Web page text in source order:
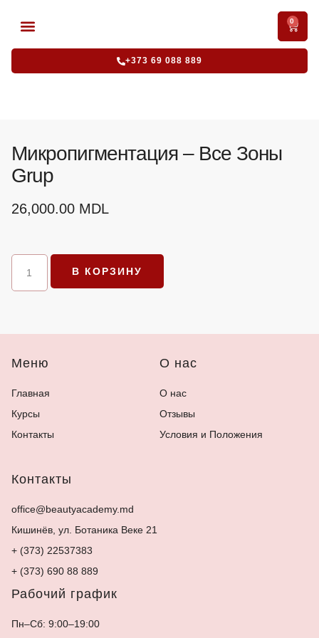
0
+373 69 088 889
Микропигментация – Все Зоны
Grup
26,000.00 MDL
В КОРЗИНУ
Меню
Главная
Курсы
Контакты
О нас
О нас
Отзывы
Условия и Положения
Контакты
office@beautyacademy.md
Кишинёв, ул. Ботаника Веке 21
+ (373) 22537383
+ (373) 690 88 889
Рабочий график
Пн–Сб: 9:00–19:00